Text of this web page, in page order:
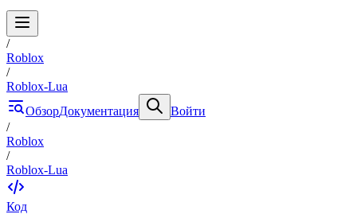
/
Roblox
/
Roblox-Lua
ОбзорДокументация
Войти
/
Roblox
/
Roblox-Lua
Код